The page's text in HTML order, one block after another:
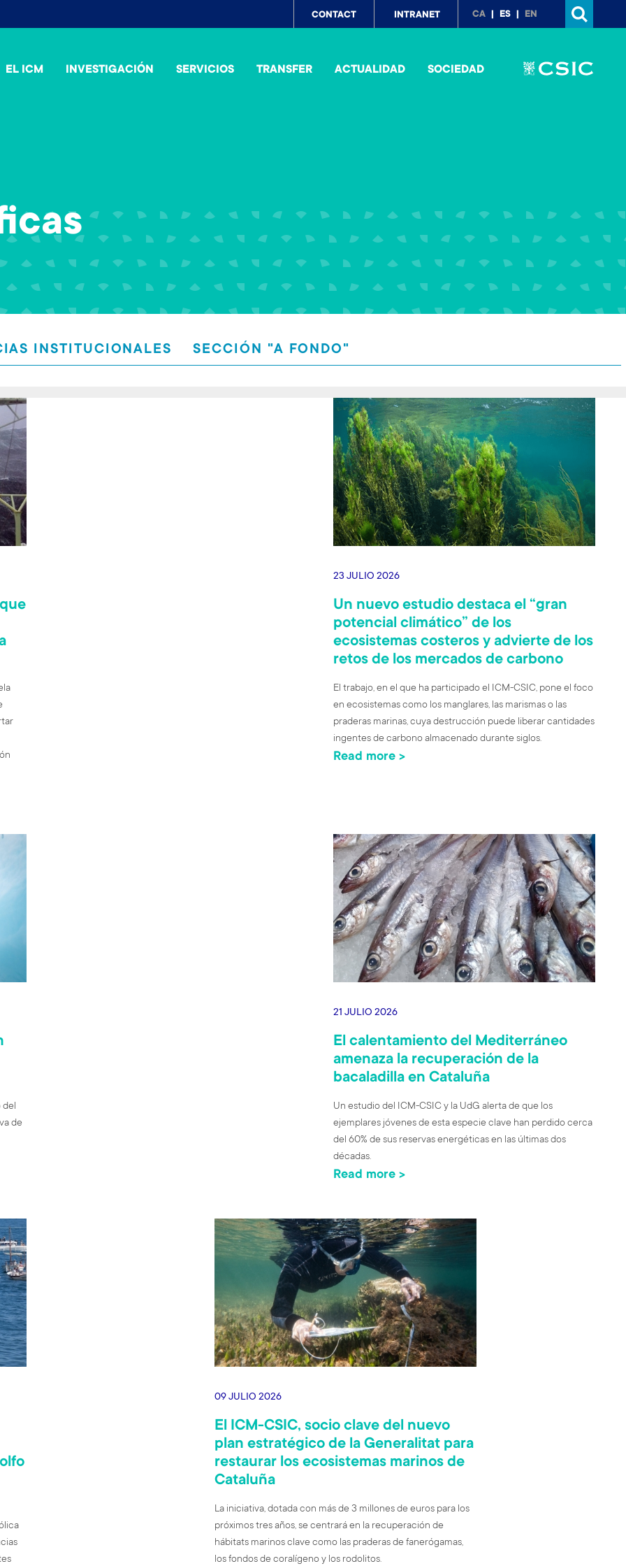
TopCONTACT INTRANET CA ES EN
EL ICM INVESTIGACIÓN SERVICIOS TRANSFER ACTUALIDAD SOCIEDAD
INSTITUCIONALES SECCIÓN "A FONDO"
23 JULIO 2026
Un nuevo estudio destaca el “gran
potencial climático” de los
ecosistemas costeros y advierte de los
retos de los mercados de carbono
El trabajo, en el que ha participado el ICM-CSIC, pone el foco
en ecosistemas como los manglares, las marismas o las
praderas marinas, cuya destrucción puede liberar cantidades
ingentes de carbono almacenado durante siglos.
Read more >
del
de
21 JULIO 2026
El calentamiento del Mediterráneo
amenaza la recuperación de la
bacaladilla en Cataluña
Un estudio del ICM-CSIC y la UdG alerta de que los
ejemplares jóvenes de esta especie clave han perdido cerca
del 60% de sus reservas energéticas en las últimas dos
décadas.
Read more >
09 JULIO 2026
El ICM-CSIC, socio clave del nuevo
plan estratégico de la Generalitat para
restaurar los ecosistemas marinos de
Cataluña
La iniciativa, dotada con más de 3 millones de euros para los
próximos tres años, se centrará en la recuperación de
hábitats marinos clave como las praderas de fanerógamas,
los fondos de coralígeno y los rodolitos.